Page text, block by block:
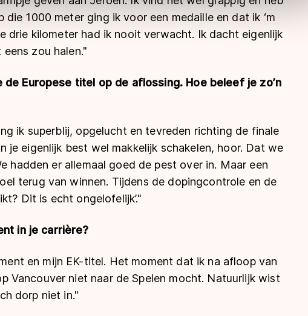
1000 meter ging ik voor een medaille en dat ik ‘m
drie kilometer had ik nooit verwacht. Ik dacht eigenlijk
zou halen."
de Europese titel op de aflossing. Hoe beleef je zo’n
ik superblij, opgelucht en tevreden richting de finale
je eigenlijk best wel makkelijk schakelen, hoor. Dat we
hadden er allemaal goed de pest over in. Maar een
terug van winnen. Tijdens de dopingcontrole en de
Dit is echt ongelofelijk’."
in je carrière?
en mijn EK-titel. Het moment dat ik na afloop van
Vancouver niet naar de Spelen mocht. Natuurlijk wist
dorp niet in."